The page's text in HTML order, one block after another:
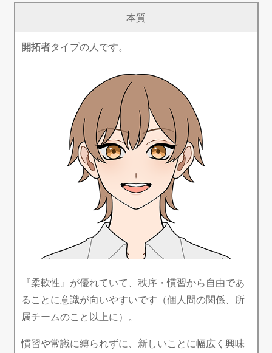
本質
開拓者タイプの人です。
『柔軟性』が優れていて、秩序・慣習から自由であ
ることに意識が向いやすいです（個人間の関係、所
属チームのこと以上に）。
慣習や常識に縛られずに、新しいことに幅広く興味